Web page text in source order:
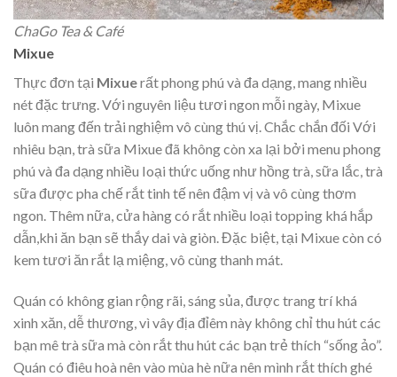
ChaGo Tea & Café
Mixue
Thực đơn tại Mixuerất phong phú và đa dạng, mang nhiều
nét đặc trưng. Với nguyên liệu tươi ngon mỗi ngày, Mixue
luôn mang đến trải nghiệm vô cùng thú vị. Chắc chắn đối Với
nhiêu bạn, trà sữa Mixue đã không còn xa lại bởi menu phong
phú và đa dạng nhiều Ioại thức uống như hồng trà, sữa lắc, trà
sữa được pha chế rắt tinh tế nên đậm vị và vô cùng thơm
ngon. Thêm nữa, cửa hàng có rắt nhiều loại topping khá hắp
dẫn,khi ăn bạn sẽ thắy dai và giòn. Đặc biệt, tại Mixue còn có
kem tươi ăn rắt lạ miệng, vô cùng thanh mát.
Quán có không gian rộng rãi, sáng sủa, được trang trí khá
xinh xăn, dễ thương, vì vây địa đỉêm này không chỉ thu hút các
bạn mê trà sữa mà còn rắt thu hút các bạn trẻ thích “sống ảo”.
Quán có điêu hoà nên vào mùa hè nữa nên mình rắt thích ghé